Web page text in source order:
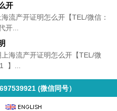
开
流产开证明怎么开【TEL/微信：
开...
海流产开证明怎么开【TEL/微
】...
(微信同号）